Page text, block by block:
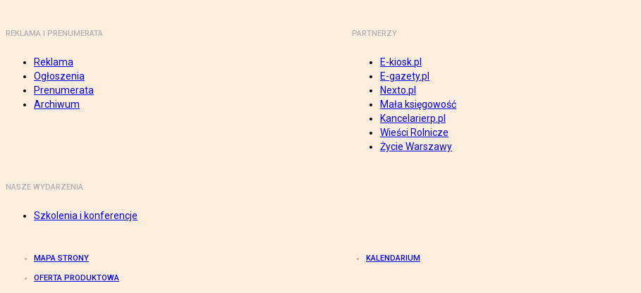
REKLAMA I PRENUMERATA
Reklama
Ogłoszenia
Prenumerata
Archiwum
PARTNERZY
E-kiosk.pl
E-gazety.pl
Nexto.pl
Mała księgowość
Kancelarierp.pl
Wieści Rolnicze
Życie Warszawy
NASZE WYDARZENIA
Szkolenia i konferencje
MAPA STRONY KALENDARIUM
OFERTA PRODUKTOWA